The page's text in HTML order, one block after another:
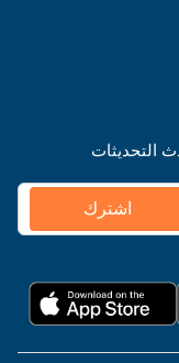
التحديثات
اشترك